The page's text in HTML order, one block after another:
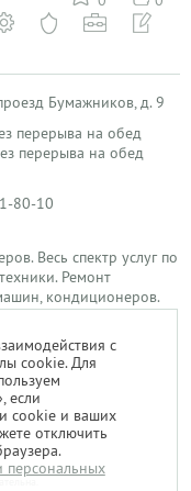
Бумажников, д. 9
перерыва на обед
перерыва на обед
80-10
Весь спектр услуг по
Ремонт
кондиционеров.
с
cookie. Для
если
cookie и ваших
отключить
персональных